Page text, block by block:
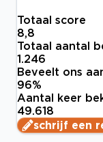
Totaal score
8,8
Totaal aantal
1.246
Beveelt ons
96%
Aantal keer
49.618
schrijf een